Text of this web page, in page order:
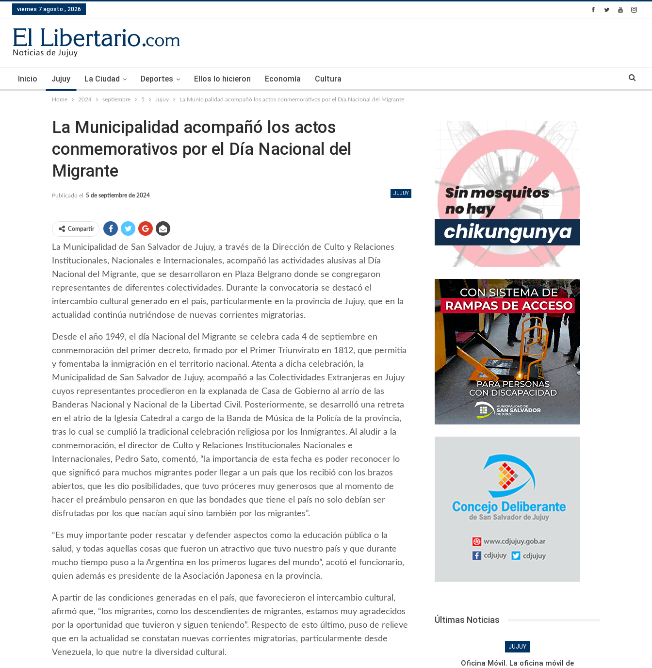
viernes 7 agosto , 2026
Inicio Jujuy La Ciudad Deportes Ellos lo hicieron Economía Cultura
Home 2024 septiembre 5 Jujuy La Municipalidad acompañó los actos conmemorativos por el Día Nacional del Migrante
La Municipalidad acompañó los actos
conmemorativos por el Día Nacional del
Migrante
JUJUY
Publicado el 5 de septiembre de 2024
Compartir
La Municipalidad de San Salvador de Jujuy, a través de la Dirección de Culto y Relaciones
Institucionales, Nacionales e Internacionales, acompañó las actividades alusivas al Día
Nacional del Migrante, que se desarrollaron en Plaza Belgrano donde se congregaron
representantes de diferentes colectividades. Durante la convocatoria se destacó el
intercambio cultural generado en el país, particularmente en la provincia de Jujuy, que en la
actualidad continúa nutriéndose de nuevas corrientes migratorias.
Desde el año 1949, el día Nacional del Migrante se celebra cada 4 de septiembre en
conmemoración del primer decreto, firmado por el Primer Triunvirato en 1812, que permitía
y fomentaba la inmigración en el territorio nacional. Atenta a dicha celebración, la
Municipalidad de San Salvador de Jujuy, acompañó a las Colectividades Extranjeras en Jujuy
cuyos representantes procedieron en la explanada de Casa de Gobierno al arrío de las
Banderas Nacional y Nacional de la Libertad Civil. Posteriormente, se desarrolló una retreta
en el atrio de la Iglesia Catedral a cargo de la Banda de Música de la Policía de la provincia,
tras lo cual se cumplió la tradicional celebración religiosa por los Inmigrantes. Al aludir a la
conmemoración, el director de Culto y Relaciones Institucionales Nacionales e
Internacionales, Pedro Sato, comentó, “la importancia de esta fecha es poder reconocer lo
que significó para muchos migrantes poder llegar a un país que los recibió con los brazos
abiertos, que les dio posibilidades, que tuvo próceres muy generosos que al momento de
hacer el preámbulo pensaron en que las bondades que tiene el país no solo debían ser
disfrutadas por los que nacían aquí sino también por los migrantes”.
“Es muy importante poder rescatar y defender aspectos como la educación pública o la
salud, y todas aquellas cosas que fueron un atractivo que tuvo nuestro país y que durante
mucho tiempo puso a la Argentina en los primeros lugares del mundo”, acotó el funcionario,
quien además es presidente de la Asociación Japonesa en la provincia.
A partir de las condiciones generadas en el país, que favorecieron el intercambio cultural,
afirmó que, “los migrantes, como los descendientes de migrantes, estamos muy agradecidos
por la oportunidad que tuvieron y siguen teniendo”. Respecto de esto último, puso de relieve
que en la actualidad se constatan nuevas corrientes migratorias, particularmente desde
Venezuela, lo que nutre la diversidad cultural.
Últimas Noticias
JUJUY
Oficina Móvil. La oficina móvil de